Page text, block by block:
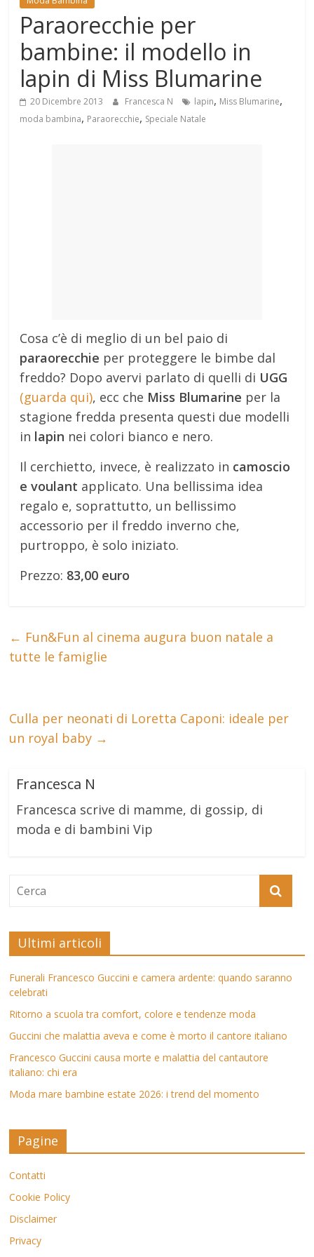
Mondo
Paraorecchie per
bambine: il modello in
lapin di Miss Blumarine
20 Dicembre 2013 Francesca N lapin, Miss Blumarine,
moda bambina, Paraorecchie, Speciale Natale
Cosa c’è di meglio di un bel paio di
paraorecchie per proteggere le bimbe dal
freddo? Dopo avervi parlato di quelli di UGG
(guarda qui), ecc che Miss Blumarine per la
stagione fredda presenta questi due modelli
in lapin nei colori bianco e nero.
Il cerchietto, invece, è realizzato in camoscio
e voulant applicato. Una bellissima idea
regalo e, soprattutto, un bellissimo
accessorio per il freddo inverno che,
purtroppo, è solo iniziato.
Prezzo: 83,00 euro
← Fun&Fun al cinema augura buon natale a
tutte le famiglie
Culla per neonati di Loretta Caponi: ideale per
un royal baby →
Francesca N
Francesca scrive di mamme, di gossip, di
moda e di bambini Vip
Ultimi articoli
Funerali Francesco Guccini e camera ardente: quando saranno
celebrati
Ritorno a scuola tra comfort, colore e tendenze moda
Guccini che malattia aveva e come è morto il cantore italiano
Francesco Guccini causa morte e malattia del cantautore
italiano: chi era
Moda mare bambine estate 2026: i trend del momento
Pagine
Contatti
Cookie Policy
Disclaimer
Privacy